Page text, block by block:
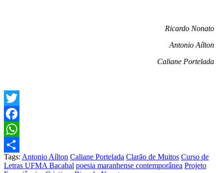
Ricardo Nonato
Antonio Aílton
Caliane Portelada
Twitter
Facebook
WhatsApp
Share
Tags: Antonio Aílton Caliane Portelada Clarão de Muitos Curso de
Letras UFMA Bacabal poesia maranhense contemporânea Projeto